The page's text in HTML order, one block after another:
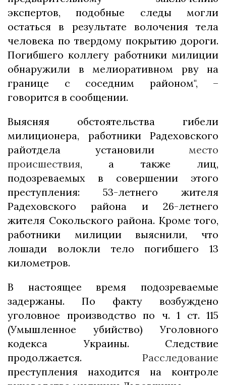
экспертов, подобные следы могли
остаться в результате волочения тела
человека по твердому покрытию дороги.
Погибшего коллегу работники милиции
обнаружили в мелиоративном рву на
границе с соседним районом", –
говорится в сообщении.
Выясняя обстоятельства гибели
милиционера, работники Радеховского
райотдела установили место
происшествия, а также лиц,
подозреваемых в совершении этого
преступления: 53-летнего жителя
Радеховского района и 26-летнего
жителя Сокольского района. Кроме того,
работники милиции выяснили, что
лошади волокли тело погибшего 13
километров.
В настоящее время подозреваемые
задержаны. По факту возбуждено
уголовное производство по ч. 1 ст. 115
(Умышленное убийство) Уголовного
кодекса Украины. Следствие
продолжается. Расследование
преступления находится на контроле